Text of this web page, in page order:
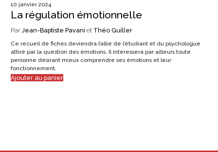
10 janvier 2024
La régulation émotionnelle
Par Jean-Baptiste Pavani et Théo Guiller
Ce recueil de fiches deviendra l’allié de l’étudiant et du psychologue
attiré par la question des émotions. Il intéressera par ailleurs toute
personne désirant mieux comprendre ses émotions et leur
fonctionnement.
Ajouter au panier